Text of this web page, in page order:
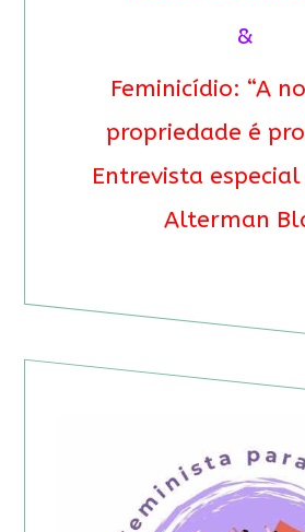
&
Feminicídio: “A
propriedade é
Entrevista especial
Alterman